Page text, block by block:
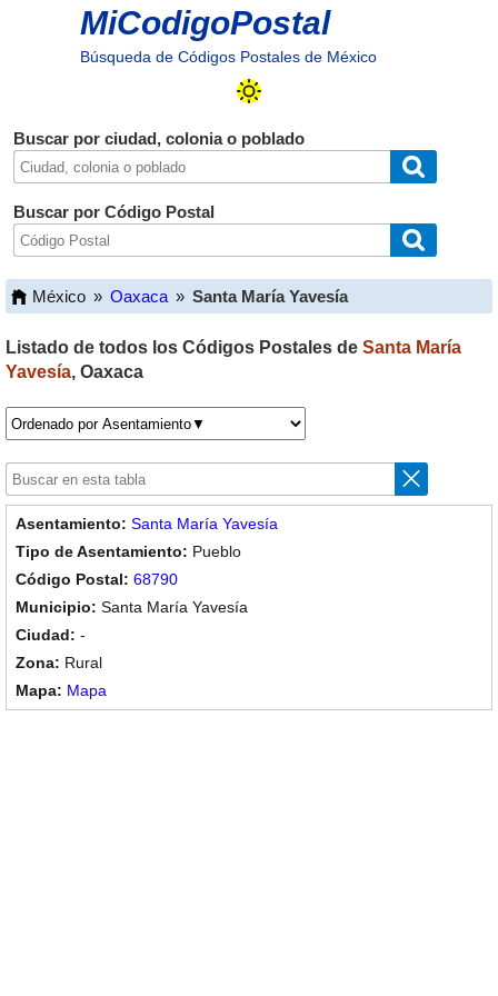
MiCodigoPostal
Búsqueda de Códigos Postales de México
Buscar por ciudad, colonia o poblado
Buscar por Código Postal
México » Oaxaca » Santa María Yavesía
Listado de todos los Códigos Postales de Santa María
Yavesía, Oaxaca
Santa María Yavesía
Pueblo
68790
Santa María Yavesía
-
Rural
Mapa